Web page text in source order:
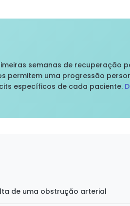
semanas de recuperação
permitem uma progressão
específicos de cada paciente.
de uma obstrução arterial